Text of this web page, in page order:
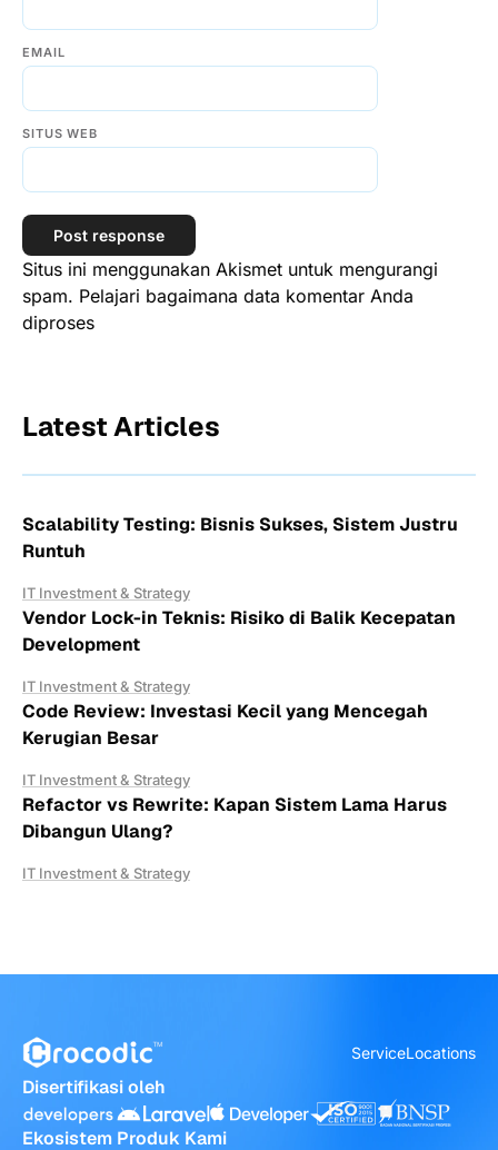
EMAIL
SITUS WEB
Situs ini menggunakan Akismet untuk mengurangi
spam. Pelajari bagaimana data komentar Anda
diproses
Latest Articles
Scalability Testing: Bisnis Sukses, Sistem Justru
Runtuh
IT Investment & Strategy
Vendor Lock-in Teknis: Risiko di Balik Kecepatan
Development
IT Investment & Strategy
Code Review: Investasi Kecil yang Mencegah
Kerugian Besar
IT Investment & Strategy
Refactor vs Rewrite: Kapan Sistem Lama Harus
Dibangun Ulang?
IT Investment & Strategy
ServiceLocations
Disertifikasi oleh
Ekosistem Produk Kami